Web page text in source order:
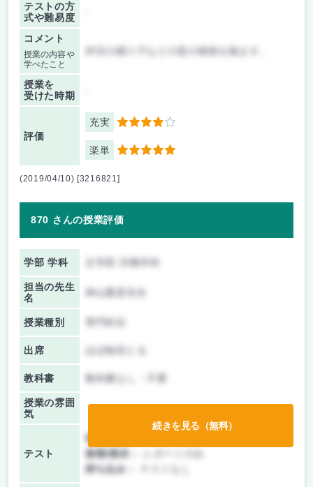
テストの方
式や難易度
コメント
授業の内容や
学べたこと
伊豆の踊り子などの昔の映画を観ます。
授業を
受けた時期
評価
充実 4
楽単 5
(2019/04/10) [3216821]
870 さんの授業評価
学部 学科
担当の先生
名
授業種別
出席 ほぼ毎回とる
教科書 教科書なし・不要
授業の雰囲
気
テスト
前期/中間：
後期/期末：
持ち込み：
続きを見る（無料）